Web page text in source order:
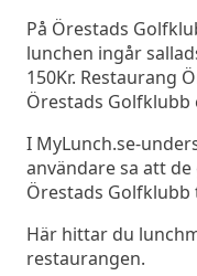
På Örestads
lunchen ingår
150Kr. Restaurang
Örestads
I MyLunch.se-
användare sa att
Örestads Golfklubb
Här hittar du
restaurangen.